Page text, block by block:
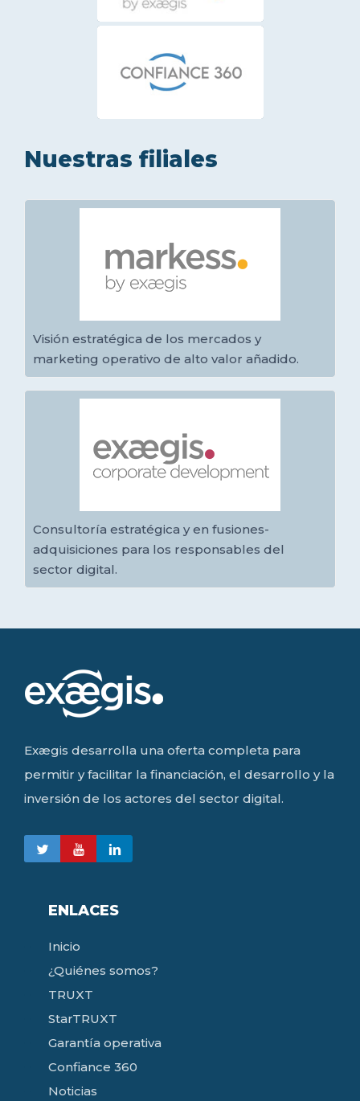
Nuestras filiales
Visión estratégica de los mercados y
marketing operativo de alto valor añadido.
Consultoría estratégica y en fusiones-
adquisiciones para los responsables del
sector digital.
Exægis desarrolla una oferta completa para
permitir y facilitar la financiación, el desarrollo y la
inversión de los actores del sector digital.
ENLACES
Inicio
¿Quiénes somos?
TRUXT
StarTRUXT
Garantía operativa
Confiance 360
Noticias